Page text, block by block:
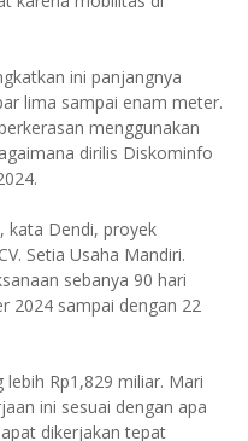
ini panjangnya
lima sampai enam meter.
menggunakan
dirilis Diskominfo
kata Dendi, proyek
Setia Usaha Mandiri.
sebanya 90 hari
2024 sampai dengan 22
Rp1,829 miliar. Mari
ini sesuai dengan apa
dikerjakan tepat